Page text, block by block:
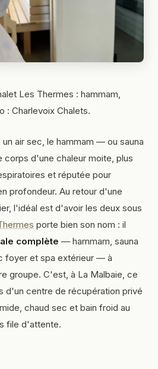
Les Thermes : hammam,
: Charlevoix Chalets.
air sec, le hammam — ou sauna
d'une chaleur moite, plus
et réputée pour
profondeur. Au retour d'une
l'idéal est d'avoir les deux sous
porte bien son nom : il
complète — hammam, sauna
foyer et spa extérieur — à
groupe. C'est, à La Malbaie, ce
d'un centre de récupération privé
chaud sec et bain froid au
file d'attente.